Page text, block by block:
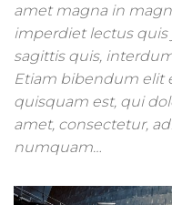
amet magna in
imperdiet lectus quis
sagittis quis,
Etiam bibendum elit
quisquam est, qui
amet, consectetur,
numquam…